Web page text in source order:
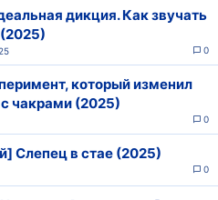
дикция. Как звучать
0
который изменил
чакрами (2025)
0
Слепец в стае (2025)
0